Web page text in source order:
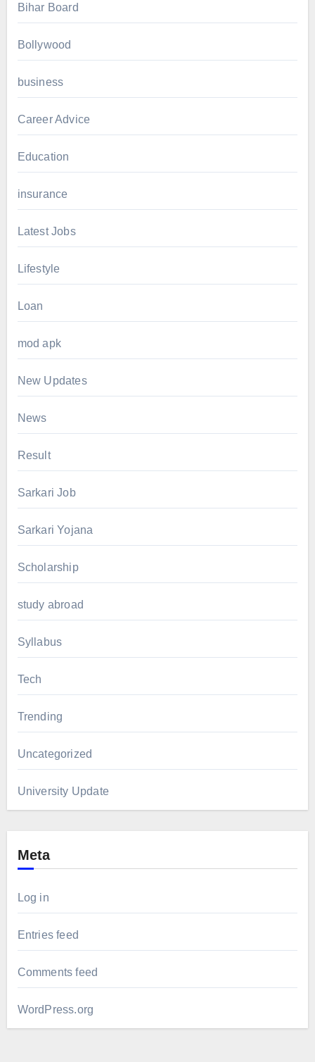
Bihar Board
Bollywood
business
Career Advice
Education
insurance
Latest Jobs
Lifestyle
Loan
mod apk
New Updates
News
Result
Sarkari Job
Sarkari Yojana
Scholarship
study abroad
Syllabus
Tech
Trending
Uncategorized
University Update
Meta
Log in
Entries feed
Comments feed
WordPress.org